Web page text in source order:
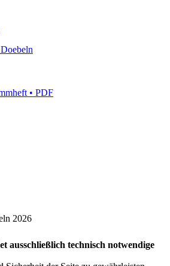
• PDF
ausschließlich technisch notwendige